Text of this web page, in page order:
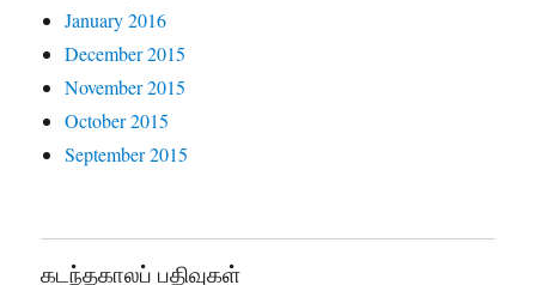
January 2016
December 2015
November 2015
October 2015
September 2015
கடந்தகாலப் பதிவுகள்